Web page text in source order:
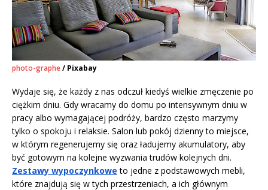
photo-graphe/ Pixabay
Wydaje się, że każdy z nas odczuł kiedyś wielkie zmęczenie po
ciężkim dniu. Gdy wracamy do domu po intensywnym dniu w
pracy albo wymagającej podróży, bardzo często marzymy
tylko o spokoju i relaksie. Salon lub pokój dzienny to miejsce,
w którym regenerujemy się oraz ładujemy akumulatory, aby
być gotowym na kolejne wyzwania trudów kolejnych dni.
Zestawy wypoczynkowe to jedne z podstawowych mebli,
które znajdują się w tych przestrzeniach, a ich głównym